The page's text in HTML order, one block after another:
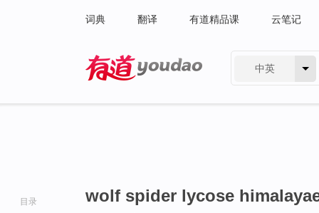
词典 翻译 有道精品课 云笔记
中英
目录 wolf spider lycose